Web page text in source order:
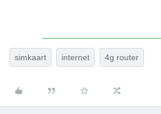
simkaart internet 4g router